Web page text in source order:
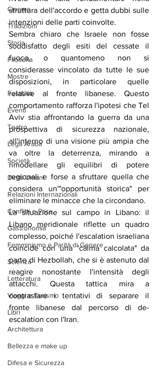
Cinema
Tradizioni
Storia
Filosofia
Mostre
Festività
Eventi
Teatro
Lega Araba
Società
Diritti Umani
Relazioni Internazionali
Conflitti e Pace
Gastronomia
Femminismo e Parità di Genere
Scienza
Letteratura
Viaggi e Turismo
Libri
Architettura
Bellezza e make up
Difesa e Sicurezza
struttura dell'accordo e getta dubbi sulle
intenzioni delle parti coinvolte.
Sembra chiaro che Israele non fosse
soddisfatto degli esiti del cessate il
fuoco, o quantomeno non si
considerasse vincolato da tutte le sue
disposizioni, in particolare quelle
relative al fronte libanese. Questo
comportamento rafforza l'ipotesi che Tel
Aviv stia affrontando la guerra da una
prospettiva di sicurezza nazionale,
all'interno di una visione più ampia che
va oltre la deterrenza, mirando a
rimodellare gli equilibri di potere
regionali e forse a sfruttare quella che
considera un'"opportunità storica" ​​per
eliminare le minacce che la circondano.
La situazione sul campo in Libano: il
Libano meridionale riflette un quadro
complesso, poiché l'escalation israeliana
coincide con una "calma calcolata" da
parte di Hezbollah, che si è astenuto dal
reagire nonostante l'intensità degli
attacchi. Questa tattica mira a
contrastare i tentativi di separare il
fronte libanese dal percorso di de-
escalation con l'Iran.